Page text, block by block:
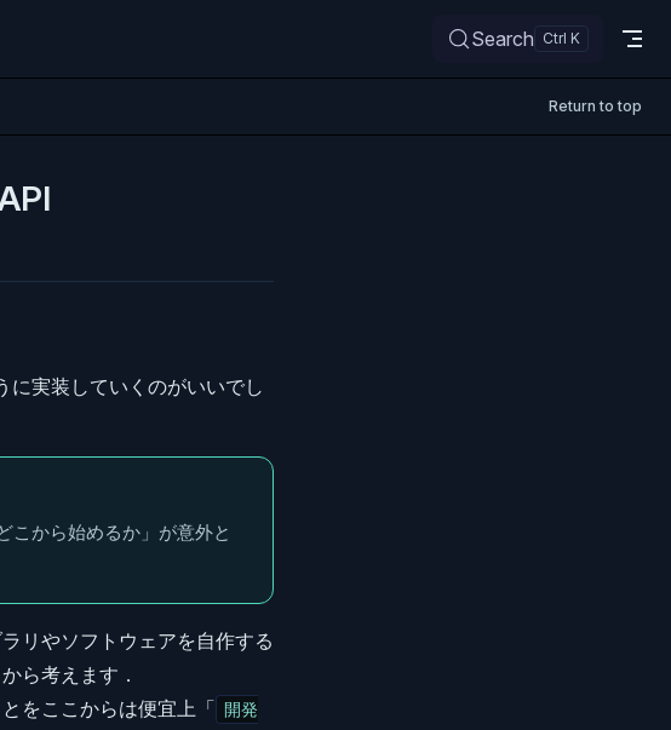
Search
Return to top
に実装していくのがいいでし
こから始めるか」が意外と
リやソフトウェアを自作する
ら考えます．
をここからは便宜上「
開発